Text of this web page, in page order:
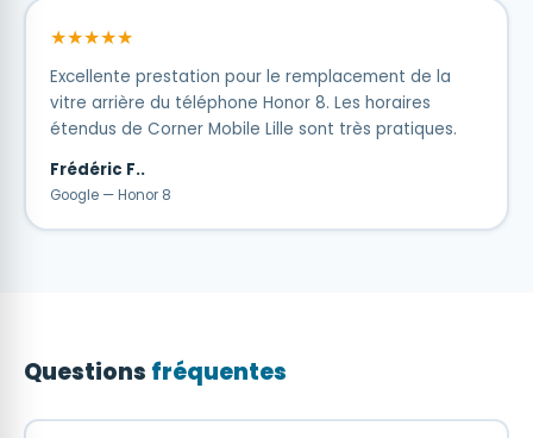
★★★★★
Excellente prestation pour le remplacement de la
vitre arrière du téléphone Honor 8. Les horaires
étendus de Corner Mobile Lille sont très pratiques.
Frédéric F..
Google — Honor 8
Questions fréquentes